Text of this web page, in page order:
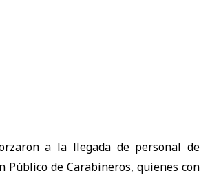
a la llegada de personal de
Público de Carabineros, quienes con